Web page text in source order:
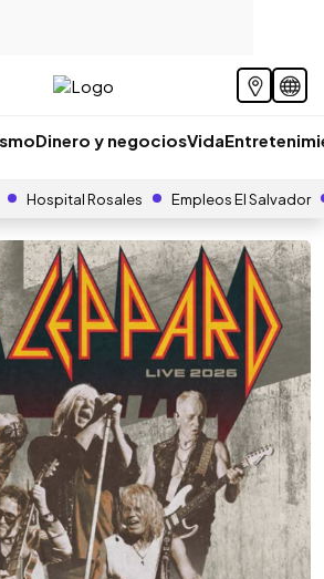
Dinero y negociosVida
Hospital Rosales Empleos El Salvador